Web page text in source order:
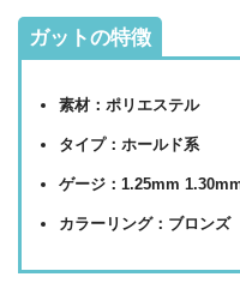
ガットの特徴
素材：ポリエステル
タイプ：ホールド系
ゲージ：1.25mm
カラーリング：ブロンズ